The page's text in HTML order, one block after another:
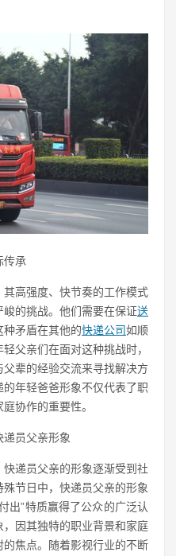
传承
高强度、快节奏的工作模式
的挑战。他们需要在保证送
矛盾在其他的快递公司如顺
父亲们在面对这种挑战时，
辈的经验交流来寻找解决方
年轻爸爸形象不仅代表了职
协作的重要性。
员父亲形象
递员父亲的形象逐渐受到社
节日中，快递员父亲的形象
出”特质赢得了公众的广泛认
因其独特的职业背景和家庭
焦点。随着影视行业的不断